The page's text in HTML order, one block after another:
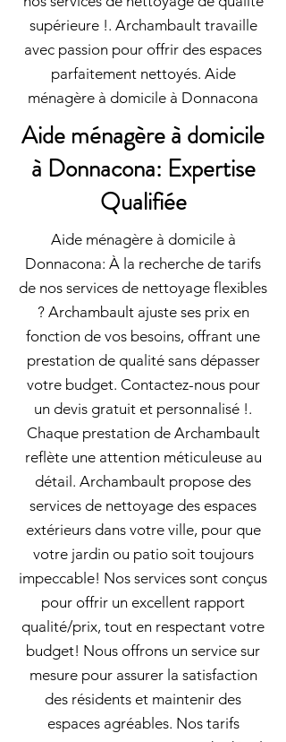
supérieure !. Archambault travaille
avec passion pour offrir des espaces
parfaitement nettoyés. Aide
ménagère à domicile à Donnacona
Aide ménagère à domicile
à Donnacona: Expertise
Qualifiée
Aide ménagère à domicile à
Donnacona: À la recherche de tarifs
de nos services de nettoyage flexibles
? Archambault ajuste ses prix en
fonction de vos besoins, offrant une
prestation de qualité sans dépasser
votre budget. Contactez-nous pour
un devis gratuit et personnalisé !.
Chaque prestation de Archambault
reflète une attention méticuleuse au
détail. Archambault propose des
services de nettoyage des espaces
extérieurs dans votre ville, pour que
votre jardin ou patio soit toujours
impeccable! Nos services sont conçus
pour offrir un excellent rapport
qualité/prix, tout en respectant votre
budget! Nous offrons un service sur
mesure pour assurer la satisfaction
des résidents et maintenir des
espaces agréables. Nos tarifs